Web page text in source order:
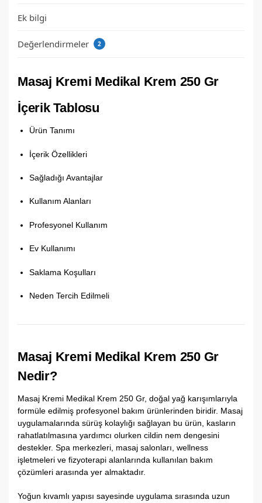
Ek bilgi
Değerlendirmeler 2
Masaj Kremi Medikal Krem 250 Gr
İçerik Tablosu
Ürün Tanımı
İçerik Özellikleri
Sağladığı Avantajlar
Kullanım Alanları
Profesyonel Kullanım
Ev Kullanımı
Saklama Koşulları
Neden Tercih Edilmeli
Masaj Kremi Medikal Krem 250 Gr
Nedir?
Masaj Kremi Medikal Krem 250 Gr, doğal yağ karışımlarıyla
formüle edilmiş profesyonel bakım ürünlerinden biridir. Masaj
uygulamalarında sürüş kolaylığı sağlayan bu ürün, kasların
rahatlatılmasına yardımcı olurken cildin nem dengesini
destekler. Spa merkezleri, masaj salonları, wellness
işletmeleri ve fizyoterapi alanlarında kullanılan bakım
çözümleri arasında yer almaktadır.
Yoğun kıvamlı yapısı sayesinde uygulama sırasında uzun